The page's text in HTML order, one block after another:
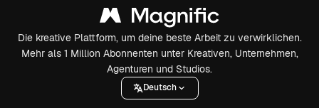
Die kreative Plattform, um deine beste Arbeit zu verwirklichen.
Mehr als 1 Million Abonnenten unter Kreativen, Unternehmen,
Agenturen und Studios.
Deutsch